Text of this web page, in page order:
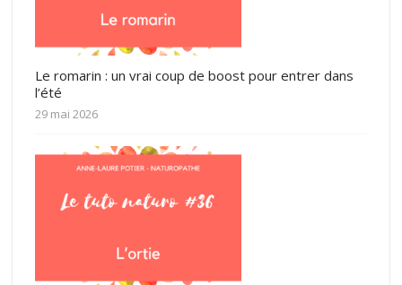
Le romarin : un vrai coup de boost pour entrer dans
l’été
29 mai 2026